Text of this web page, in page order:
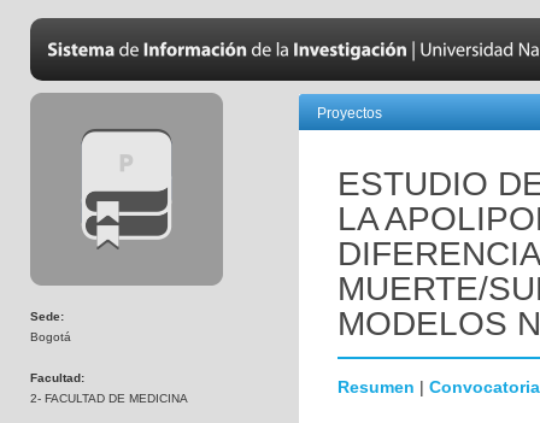
Sede:
Bogotá
Facultad:
2- FACULTAD DE MEDICINA
Proyectos
ESTUDIO
LA
MUERTE/
MODELOS
Resumen | Convocatoria